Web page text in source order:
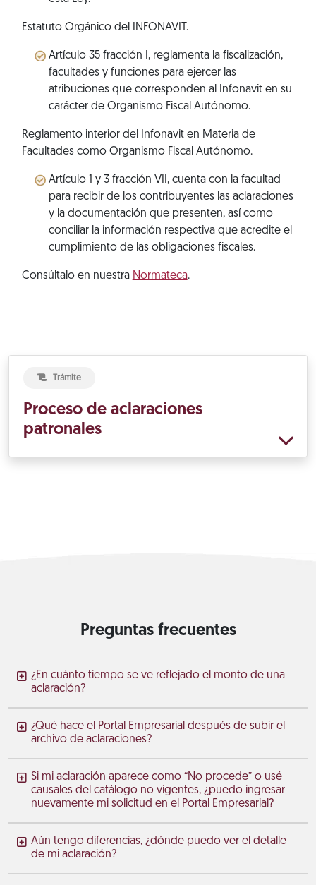
Estatuto Orgánico del INFONAVIT.
Artículo 35 fracción I, reglamenta la fiscalización,
facultades y funciones para ejercer las
atribuciones que corresponden al Infonavit en su
carácter de Organismo Fiscal Autónomo.
Reglamento interior del Infonavit en Materia de
Facultades como Organismo Fiscal Autónomo.
Artículo 1 y 3 fracción VII, cuenta con la facultad
para recibir de los contribuyentes las aclaraciones
y la documentación que presenten, así como
conciliar la información respectiva que acredite el
cumplimiento de las obligaciones fiscales.
Consúltalo en nuestra Normateca.
Trámite
Proceso de aclaraciones
patronales
Preguntas frecuentes
¿En cuánto tiempo se ve reflejado el monto de una
aclaración?
¿Qué hace el Portal Empresarial después de subir el
archivo de aclaraciones?
Si mi aclaración aparece como “No procede” o usé
causales del catálogo no vigentes, ¿puedo ingresar
nuevamente mi solicitud en el Portal Empresarial?
Aún tengo diferencias, ¿dónde puedo ver el detalle
de mi aclaración?